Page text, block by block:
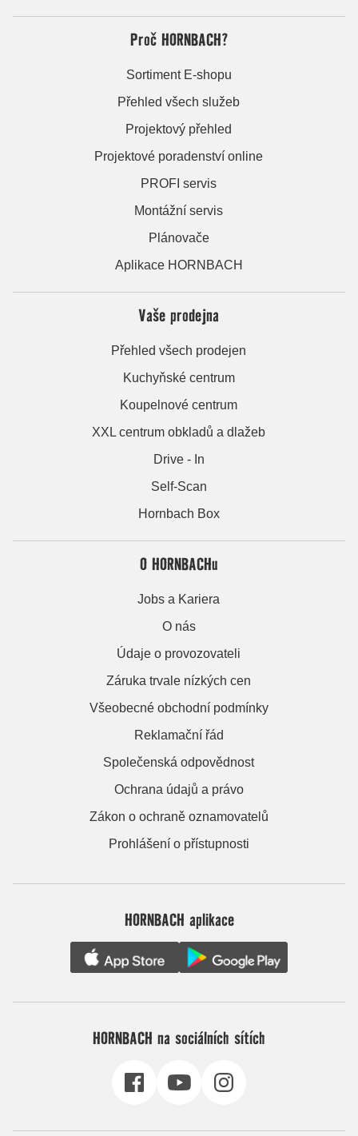
Proč HORNBACH?
Sortiment E-shopu
Přehled všech služeb
Projektový přehled
Projektové poradenství online
PROFI servis
Montážní servis
Plánovače
Aplikace HORNBACH
Vaše prodejna
Přehled všech prodejen
Kuchyňské centrum
Koupelnové centrum
XXL centrum obkladů a dlažeb
Drive - In
Self-Scan
Hornbach Box
O HORNBACHu
Jobs a Kariera
O nás
Údaje o provozovateli
Záruka trvale nízkých cen
Všeobecné obchodní podmínky
Reklamační řád
Společenská odpovědnost
Ochrana údajů a právo
Zákon o ochraně oznamovatelů
Prohlášení o přístupnosti
HORNBACH aplikace
HORNBACH na sociálních sítích